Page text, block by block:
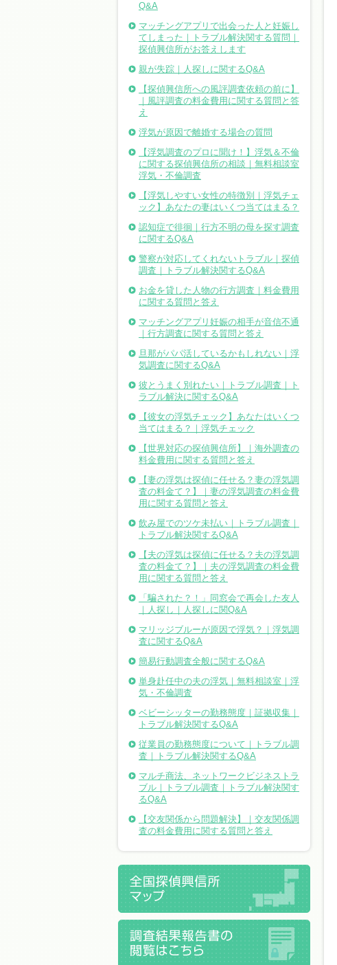
Q&A
マッチングアプリで出会った人と妊娠し
てしまった｜トラブル解決関する質問｜
探偵興信所がお答えします
親が失踪｜人探しに関するQ&A
【探偵興信所への風評調査依頼の前に】
｜風評調査の料金費用に関する質問と答
え
浮気が原因で離婚する場合の質問
【浮気調査のプロに聞け！】浮気＆不倫
に関する探偵興信所の相談｜無料相談室
浮気・不倫調査
【浮気しやすい女性の特徴別｜浮気チェ
ック】あなたの妻はいくつ当てはまる？
認知症で徘徊｜行方不明の母を探す調査
に関するQ&A
警察が対応してくれないトラブル｜探偵
調査｜トラブル解決関するQ&A
お金を貸した人物の行方調査｜料金費用
に関する質問と答え
マッチングアプリ妊娠の相手が音信不通
｜行方調査に関する質問と答え
旦那がパパ活しているかもしれない｜浮
気調査に関するQ&A
彼とうまく別れたい｜トラブル調査｜ト
ラブル解決に関するQ&A
【彼女の浮気チェック】あなたはいくつ
当てはまる？｜浮気チェック
【世界対応の探偵興信所】｜海外調査の
料金費用に関する質問と答え
【妻の浮気は探偵に任せる？妻の浮気調
査の料金て？】｜妻の浮気調査の料金費
用に関する質問と答え
飲み屋でのツケ未払い｜トラブル調査｜
トラブル解決関するQ&A
【夫の浮気は探偵に任せる？夫の浮気調
査の料金て？】｜夫の浮気調査の料金費
用に関する質問と答え
「騙された？！」同窓会で再会した友人
｜人探し｜人探しに関Q&A
マリッジブルーが原因で浮気？｜浮気調
査に関するQ&A
簡易行動調査全般に関するQ&A
単身赴任中の夫の浮気｜無料相談室｜浮
気・不倫調査
ベビーシッターの勤務態度｜証拠収集｜
トラブル解決関するQ&A
従業員の勤務態度について｜トラブル調
査｜トラブル解決関するQ&A
マルチ商法、ネットワークビジネストラ
ブル｜トラブル調査｜トラブル解決関す
るQ&A
【交友関係から問題解決】｜交友関係調
査の料金費用に関する質問と答え